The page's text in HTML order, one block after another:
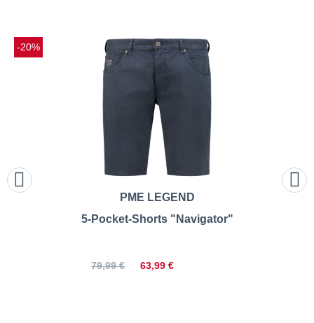
PME LEGEND
5-Pocket-Shorts "Navigator"
63,99 €
79,99 €
-20%